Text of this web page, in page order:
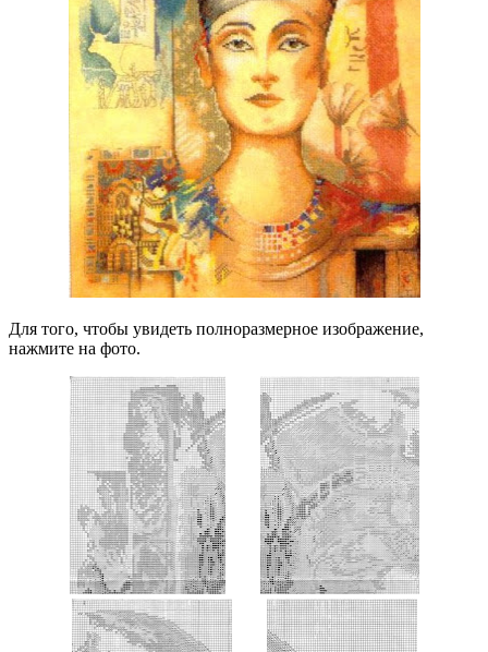
Для того, чтобы увидеть полноразмерное изображение,
нажмите на фото.